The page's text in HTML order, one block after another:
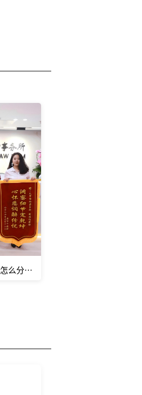
么分？调解成功，再获锦旗一面！